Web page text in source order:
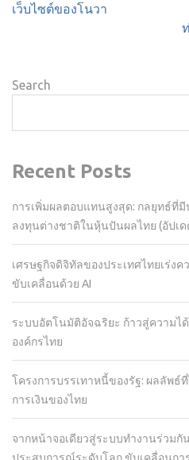
เว็บไซต์ของโนวา
Search
Recent Posts
การเพิ่มผลตอบแทนสูงสุด: กลยุทธ์ที่
ลงทุนต่างชาติในหุ้นปันผลไทย (อัปเด
เศรษฐกิจดิจิทัลของประเทศไทยเร่ง
ขับเคลื่อนด้วย AI
ระบบอัตโนมัติอัจฉริยะ ก้าวสู่ความไ
องค์กรไทย
โครงการบรรเทาหนี้ของรัฐ: ผลลัพธ์
การเงินของไทย
จากหน้าจอเดียวสู่ระบบทำงานร่วมกั